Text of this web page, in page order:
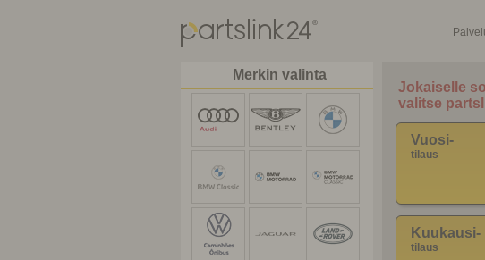
Merkin valinta
Vuosi-
tilaus
Kuukausi-
tilaus